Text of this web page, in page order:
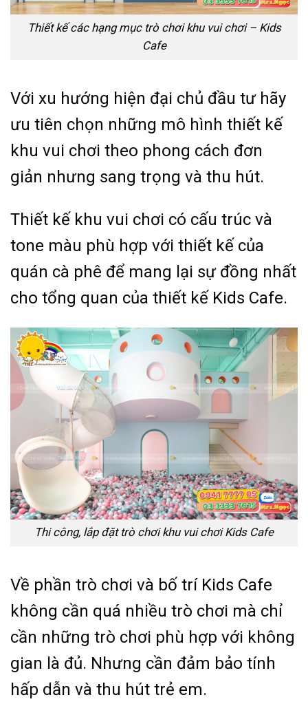
Thiết kế các hạng mục trò chơi khu vui chơi – Kids
Cafe
Với xu hướng hiện đại chủ đầu tư hãy
ưu tiên chọn những mô hình thiết kế
khu vui chơi theo phong cách đơn
giản nhưng sang trọng và thu hút.
Thiết kế khu vui chơi có cấu trúc và
tone màu phù hợp với thiết kế của
quán cà phê để mang lại sự đồng nhất
cho tổng quan của thiết kế Kids Cafe.
Thi công, lắp đặt trò chơi khu vui chơi Kids Cafe
Về phần trò chơi và bố trí Kids Cafe
không cần quá nhiều trò chơi mà chỉ
cần những trò chơi phù hợp với không
gian là đủ. Nhưng cần đảm bảo tính
hấp dẫn và thu hút trẻ em.